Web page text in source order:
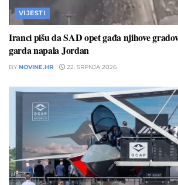
VIJESTI
Iranci pišu da SAD opet gađa njihove
garda napala Jordan
BY NOVINE.HR 22. SRPNJA 2026.